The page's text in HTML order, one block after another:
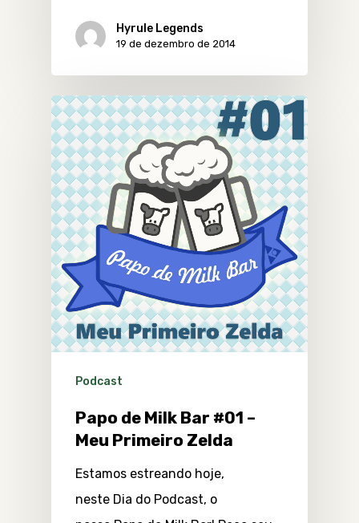
Hyrule Legends
19 de dezembro de 2014
Podcast
Papo de Milk Bar #01 –
Meu Primeiro Zelda
Estamos estreando hoje,
neste Dia do Podcast, o